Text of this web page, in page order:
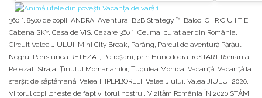
360 ° 8500 de copii ANDRA Aventura B2B Strategy ™ Baloo C I R C U I T E
Cabana SKY, Casa de VIS Cazare 360 ° Cel mai curat aer din România
Circuit Valea JIULUI Mini City Break Parâng Parcul de aventură Părăul
Negru Pensiunea RETEZAT, Petroșani prin Hunedoara reSTART România
Retezat Straja Ținutul Momârlanilor, Țugulea Monica Vacanță Vacanță la
sfârșit de săptămână Valea HIPERBOREEI Valea Jiului Valea JIULUI 2020
Viitorul copiilor este de fapt viitorul nostru! Vizităm România ÎN 2020 STĂM